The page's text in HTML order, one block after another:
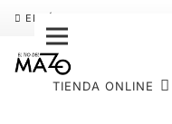
ENVÍO GRATIS
TIENDA ONLINE